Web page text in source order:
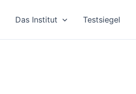
Das Institut Testsiegel